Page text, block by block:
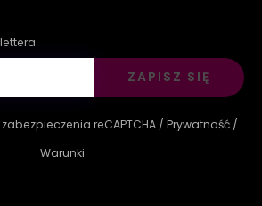
ZAPISZ SIĘ
reCAPTCHA / Prywatność /
Warunki